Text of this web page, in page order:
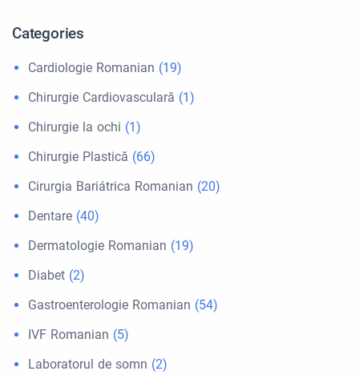
Categories
Cardiologie Romanian (19)
Chirurgie Cardiovasculară (1)
Chirurgie la ochi (1)
Chirurgie Plastică (66)
Cirurgia Bariátrica Romanian (20)
Dentare (40)
Dermatologie Romanian (19)
Diabet (2)
Gastroenterologie Romanian (54)
IVF Romanian (5)
Laboratorul de somn (2)